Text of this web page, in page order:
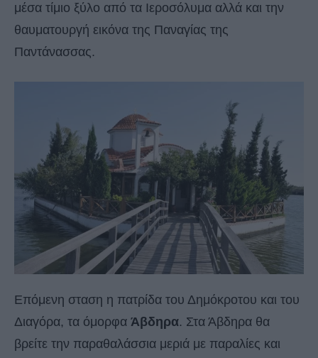
μέσα τίμιο ξύλο από τα Ιεροσόλυμα αλλά και την
θαυματουργή εικόνα της Παναγίας της
Παντάνασσας.
Επόμενη σταση η πατρίδα του Δημόκροτου και του
Διαγόρα, τα όμορφα Άβδηρα. Στα Άβδηρα θα
βρείτε την παραθαλάσσια μεριά με παραλίες και